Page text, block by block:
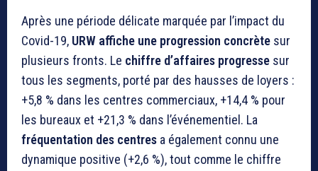
Après une période délicate marquée par l’impact du
Covid-19, URW affiche une progression concrète sur
plusieurs fronts. Le chiffre d’affaires progresse sur
tous les segments, porté par des hausses de loyers :
+5,8 % dans les centres commerciaux, +14,4 % pour
les bureaux et +21,3 % dans l’événementiel. La
fréquentation des centres a également connu une
dynamique positive (+2,6 %), tout comme le chiffre